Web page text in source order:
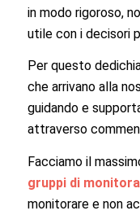
in modo rigoroso,
utile con i decisori
Per questo
che arrivano alla
guidando e
attraverso
Facciamo il
gruppi di
monitorare e non